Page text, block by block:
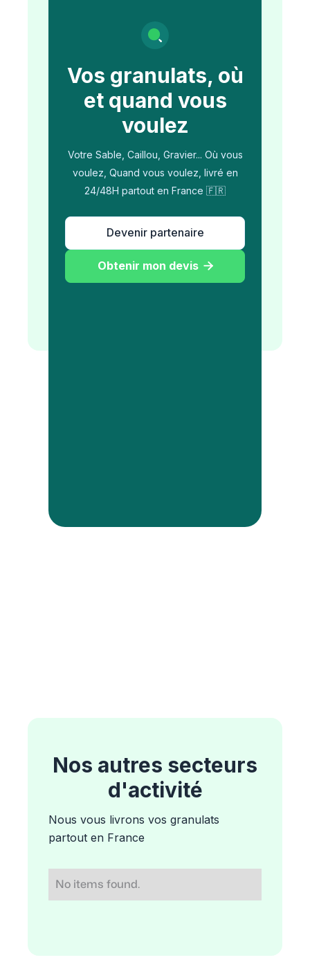
Vos granulats, où
et quand vous
voulez
Votre Sable, Caillou, Gravier... Où vous
voulez, Quand vous voulez, livré en
24/48H partout en France 🇫🇷
Devenir partenaire
Obtenir mon devis 
Nos autres secteurs
d'activité
Nous vous livrons vos granulats
partout en France
No items found.